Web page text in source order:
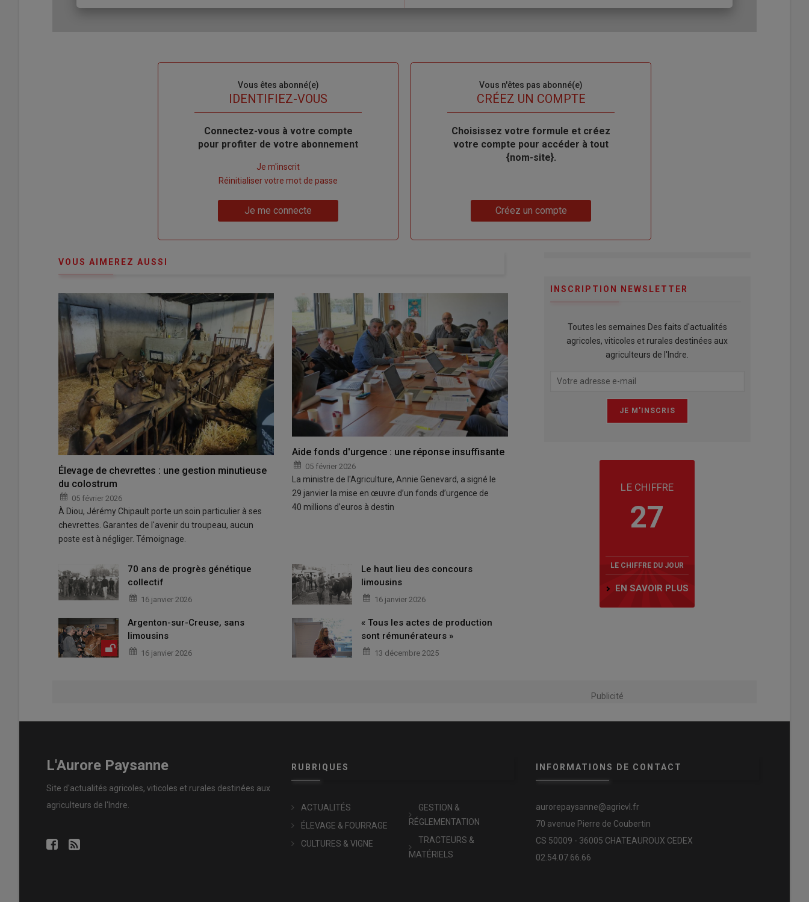
Vous êtes abonné(e)
IDENTIFIEZ-VOUS
Body
Connectez-vous à votre compte
pour profiter de votre abonnement
compte"
Je m'inscrit
Réinitialiser votre mot de passe
Je me connecte
Vous n'êtes pas abonné(e)
TITRECRÉEZ UN COMPTE
Body
Choisissez votre formule et créez
votre compte pour accéder à tout
{nom-site}.
Créez un compte
VOUS AIMEREZ AUSSI
Élevage de chevrettes : une gestion minutieuse
du colostrum
05 février 2026
À Diou, Jérémy Chipault porte un soin particulier à ses
chevrettes. Garantes de l'avenir du troupeau, aucun
poste est à négliger. Témoignage.
Aide fonds d'urgence : une réponse insuffisante
05 février 2026
La ministre de l'Agriculture, Annie Genevard, a signé le
29 janvier la mise en œuvre d’un fonds d’urgence de
40 millions d’euros à destin
70 ans de progrès génétique
collectif
16 janvier 2026
Le haut lieu des concours
limousins
16 janvier 2026
Argenton-sur-Creuse, sans
limousins
16 janvier 2026
« Tous les actes de production
sont rémunérateurs »
13 décembre 2025
INSCRIPTION NEWSLETTER
Toutes les semaines Des faits d'actualités
agricoles, viticoles et rurales destinées aux
agriculteurs de l'Indre.
LE CHIFFRE
27
LE CHIFFRE DU JOUR
EN SAVOIR PLUS
Publicité
L'Aurore Paysanne
Site d'actualités agricoles, viticoles et rurales destinées aux
agriculteurs de l'Indre.
RUBRIQUES
ACTUALITÉS
ÉLEVAGE & FOURRAGE
CULTURES & VIGNE
GESTION &
RÉGLEMENTATION
TRACTEURS &
MATÉRIELS
INFORMATIONS DE CONTACT
aurorepaysanne@agricvl.fr
70 avenue Pierre de Coubertin
CS 50009 - 36005 CHATEAUROUX CEDEX
02.54.07.66.66